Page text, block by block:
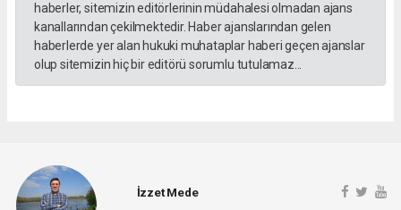
haberler, sitemizin editörlerinin müdahalesi olmadan ajans
kanallarından çekilmektedir. Haber ajanslarından gelen
haberlerde yer alan hukuki muhataplar haberi geçen ajanslar
olup sitemizin hiç bir editörü sorumlu tutulamaz...
İzzet Mede